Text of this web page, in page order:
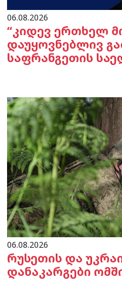
06.08.2026
“კიდევ ერთხელ
დაუყოვნებლივ
საფრანგეთის
06.08.2026
რუსეთის და
დანაკარგები